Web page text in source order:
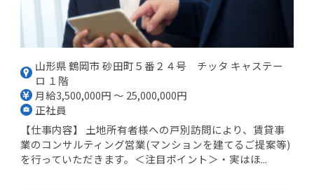
山形県 鶴岡市 砂田町５番２４号 チッタ キャステー
ロ １階
月給3,500,000円 ～ 25,000,000円
正社員
【仕事内容】 土地所有者様への戸別訪問により、賃貸事
業のコンサルティング営業(マンションを建てるご提案等)
を行っていただきます。＜注目ポイント＞・実はほ...